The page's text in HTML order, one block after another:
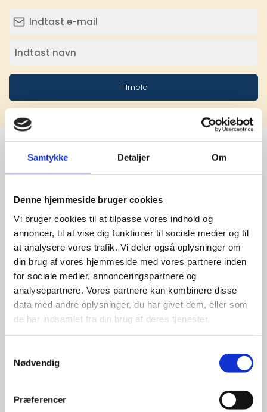
Samtykke Detaljer Om
Denne hjemmeside bruger cookies
Vi bruger cookies til at tilpasse vores indhold og
annoncer, til at vise dig funktioner til sociale medier og til
at analysere vores trafik. Vi deler også oplysninger om
din brug af vores hjemmeside med vores partnere inden
for sociale medier, annonceringspartnere og
analysepartnere. Vores partnere kan kombinere disse
data med andre oplysninger, du har givet dem, eller som
de har indsamlet fra din brug af deres tjenester.
Nødvendig
Præferencer
Tilmeld
Stærke
leverandører
giver større
udvalg
For at sikre høj kvalitet og stor
leveringssikkerhed samarbejder vi
med de største og mest
anerkendte leverandører inden for
promotion.